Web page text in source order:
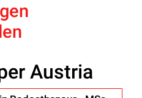
Austria